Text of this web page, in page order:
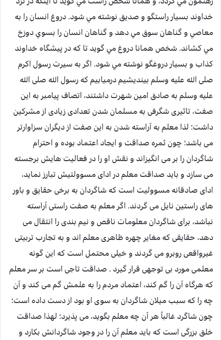
خداوند بسيار راستگو و صديق نوشته مي شود. دروغ انسان را به
معاصي و گناهان سوق مي دهد و گناهان انسان را بسوي دوزخ
مي کشاند. شخص همانا دروغ مي گويد تا که در پيشگاه خداوند
کذاب و بسيار دروغگو نوشته مي شود. اگر به سیرت رسول اکرم
صلی الله علیه وسلم بیندیشیم درمیابیم که رسول الله صلی الله
علیه وسلم به صادق امین شهرت داشتند، اتصاف پیامبر به این
صفت، تاثیری شگرفی به مسلمان شدن تعدادی زیادی از مشرکین
داشت؛ لذا معلم به آراسته شدن به این صفت از دیگران سزاوارتر
می باشد؛ چون ثمره صداقت و ایجاد اعتماد بوده و احترام
شاگردان را بر می انگیزاند و نقش او را در فعالیت هایش برجسته
می سازد و باید صداقت معلم در ادای مسوولتیش تبارز نماید،
ادای صادقانه مسوولیت است که شاگردان به برخی حقایق و باور
های راستین نایل می گردند. اگر معلم به صفت راستی آراسته
نباشد، برای شاگردان معلومات ناقص و نیم بندی را انتقال می
دهد، حقایقی که مغایر چهره ظاهری معلم اند و به تجارب تربیتی
غیرواقعی روبرو می گردند و خیلی محتمل است که این گونه
معلمی مورد بی توجهی قرار گیرد . صداقت تاجی است بر سر معلم
که هرگاه آن را گم کند، اعتماد مردم را به علمش گم می کند و آن
چه را که سبب میلان شاگردان به سوی او بود از دست داده است؛
چون شاگرد غالباً هر آن چه معلم بگوید، می پذیرد؛ لهذا صداقت
خلق بزرگی است که باید معلم آن را در وجود شاگردانش بکارد و